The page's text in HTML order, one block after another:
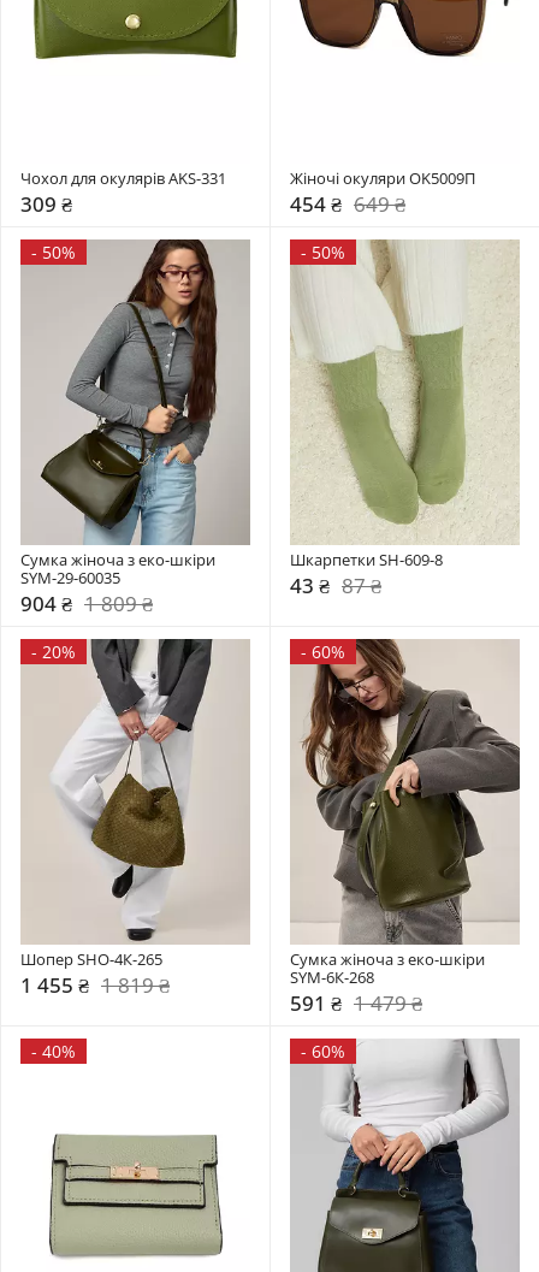
Чохол для окулярів AKS-331
309 ₴
Жіночі окуляри OK5009П
454 ₴ 649 ₴
- 50%
Сумка жіноча з еко-шкіри
SYM-29-60035
904 ₴ 1 809 ₴
- 50%
Шкарпетки SH-609-8
43 ₴ 87 ₴
- 20%
Шопер SHO-4К-265
1 455 ₴ 1 819 ₴
- 60%
Сумка жіноча з еко-шкіри
SYM-6К-268
591 ₴ 1 479 ₴
- 40% - 60%